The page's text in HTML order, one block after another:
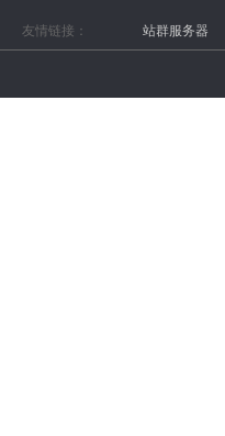
友情链接： 站群服务器